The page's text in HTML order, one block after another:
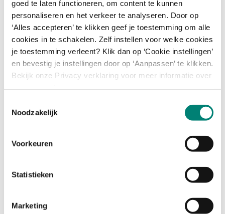
goed te laten functioneren, om content te kunnen
personaliseren en het verkeer te analyseren. Door op
‘Alles accepteren’ te klikken geef je toestemming om alle
cookies in te schakelen. Zelf instellen voor welke cookies
je toestemming verleent? Klik dan op ‘Cookie instellingen’
en bevestig je instellingen door op ‘Aanpassen’ te klikken.
Bekijk onze Privacy verklaring voor meer informatie over
Noodzakelijk
Voorkeuren
Statistieken
Marketing
bedrijfjes op te richten.